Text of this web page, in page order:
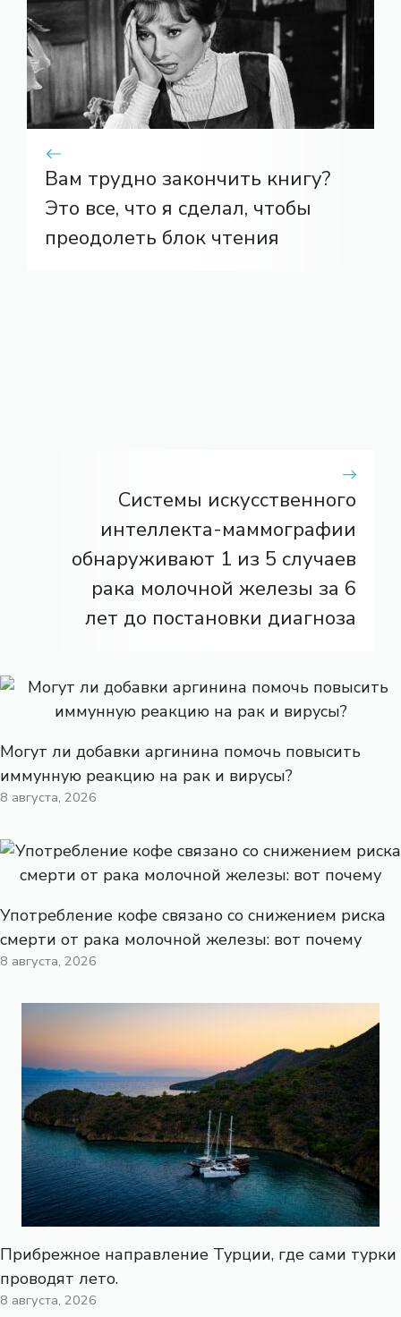
Вам трудно закончить книгу?
Это все, что я сделал, чтобы
преодолеть блок чтения
Системы искусственного
интеллекта-маммографии
обнаруживают 1 из 5 случаев
рака молочной железы за 6
лет до постановки диагноза
Могут ли добавки аргинина помочь повысить
иммунную реакцию на рак и вирусы?
8 августа, 2026
Употребление кофе связано со снижением риска
смерти от рака молочной железы: вот почему
8 августа, 2026
Прибрежное направление Турции, где сами турки
проводят лето.
8 августа, 2026